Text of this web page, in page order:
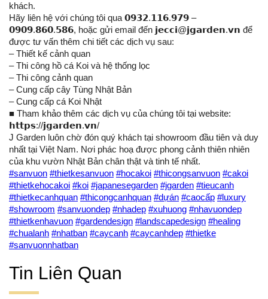
khách.
Hãy liên hệ với chúng tôi qua 𝟬𝟵𝟯𝟮.𝟭𝟭𝟲.𝟵𝟳𝟵 –
𝟬𝟵𝟬𝟵.𝟴𝟲𝟬.𝟱𝟴𝟲, hoặc gửi email đến 𝗷𝗲𝗰𝗰𝗶@𝗷𝗴𝗮𝗿𝗱𝗲𝗻.𝘃𝗻 để
được tư vấn thêm chi tiết các dịch vụ sau:
– Thiết kế cảnh quan
– Thi công hồ cá Koi và hệ thống lọc
– Thi công cảnh quan
– Cung cấp cây Tùng Nhật Bản
– Cung cấp cá Koi Nhật
■ Tham khảo thêm các dịch vụ của chúng tôi tại website:
𝗵𝘁𝘁𝗽𝘀://𝗷𝗴𝗮𝗿𝗱𝗲𝗻.𝘃𝗻/
J Garden luôn chờ đón quý khách tại showroom đầu tiên và duy
nhất tại Việt Nam. Nơi phác hoạ được phong cảnh thiên nhiên
của khu vườn Nhật Bản chân thật và tinh tế nhất.
#sanvuon #thietkesanvuon #hocakoi #thicongsanvuon #cakoi
#thietkehocakoi #koi #japanesegarden #jgarden #tieucanh
#thietkecanhquan #thicongcanhquan #dựán #caocấp #luxury
#showroom #sanvuondep #nhadep #xuhuong #nhavuondep
#thietkenhavuon #gardendesign #landscapedesign #healing
#chualanh #nhatban #caycanh #caycanhdep #thietke
#sanvuonnhatban
Tin Liên Quan